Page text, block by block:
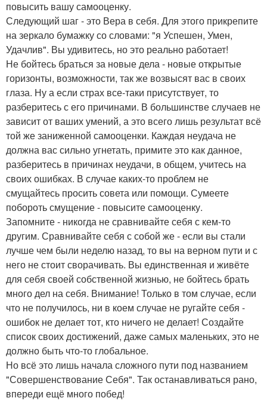
повысить вашу самооценку.
Следующий шаг - это Вера в себя. Для этого прикрепите
на зеркало бумажку со словами: "я Успешен, Умен,
Удачлив". Вы удивитесь, но это реально работает!
Не бойтесь браться за новые дела - новые открытые
горизонты, возможности, так же возвысят вас в своих
глаза. Ну а если страх все-таки присутствует, то
разберитесь с его причинами. В большинстве случаев не
зависит от ваших умений, а это всего лишь результат всё
той же заниженной самооценки. Каждая неудача не
должна вас сильно угнетать, примите это как данное,
разберитесь в причинах неудачи, в общем, учитесь на
своих ошибках. В случае каких-то проблем не
смущайтесь просить совета или помощи. Сумеете
побороть смущение - повысите самооценку.
Запомните - никогда не сравнивайте себя с кем-то
другим. Сравнивайте себя с собой же - если вы стали
лучше чем были неделю назад, то вы на верном пути и с
него не стоит сворачивать. Вы единственная и живёте
для себя своей собственной жизнью, не бойтесь брать
много дел на себя. Внимание! Только в том случае, если
что не получилось, ни в коем случае не ругайте себя -
ошибок не делает тот, кто ничего не делает! Создайте
список своих достижений, даже самых маленьких, это не
должно быть что-то глобальное.
Но всё это лишь начала сложного пути под названием
"Совершенствование Себя". Так останавливаться рано,
впереди ещё много побед!